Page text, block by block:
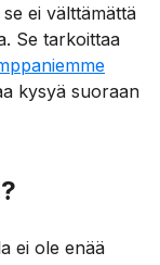
ei välttämättä
Se tarkoittaa
kysyä suoraan
ei ole enää